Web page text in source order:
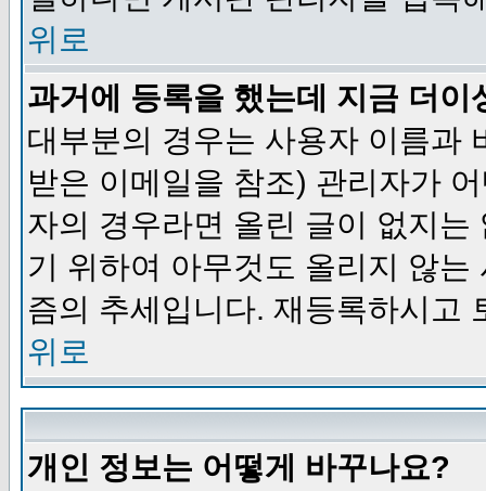
위로
과거에 등록을 했는데 지금 더
대부분의 경우는 사용자 이름과
받은 이메일을 참조) 관리자가
자의 경우라면 올린 글이 없지
기 위하여 아무것도 올리지 않
즘의 추세입니다. 재등록하시고
위로
개인 정보는 어떻게 바꾸나요?